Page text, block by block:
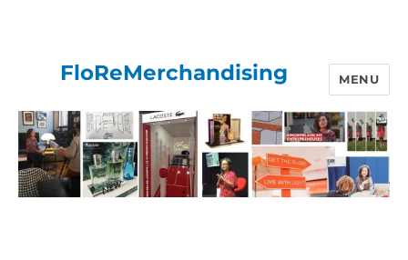
FloReMerchandising MENU